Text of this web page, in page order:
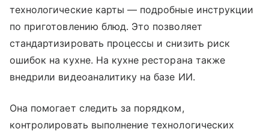
технологические карты — подробные инструкции
по приготовлению блюд. Это позволяет
стандартизировать процессы и снизить риск
ошибок на кухне. На кухне ресторана также
внедрили видеоаналитику на базе ИИ.
Она помогает следить за порядком,
контролировать выполнение технологических